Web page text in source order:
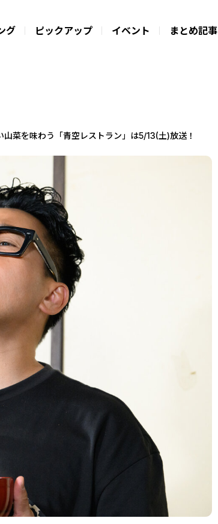
グ ピックアップ イベント まとめ記事
菜を味わう「青空レストラン」は5/13(土)放送！